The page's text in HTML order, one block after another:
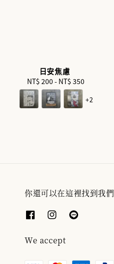
日安焦慮
Regular
price
NT$ 200 - NT$ 350
+2
你還可以在這裡找到我們
We accept